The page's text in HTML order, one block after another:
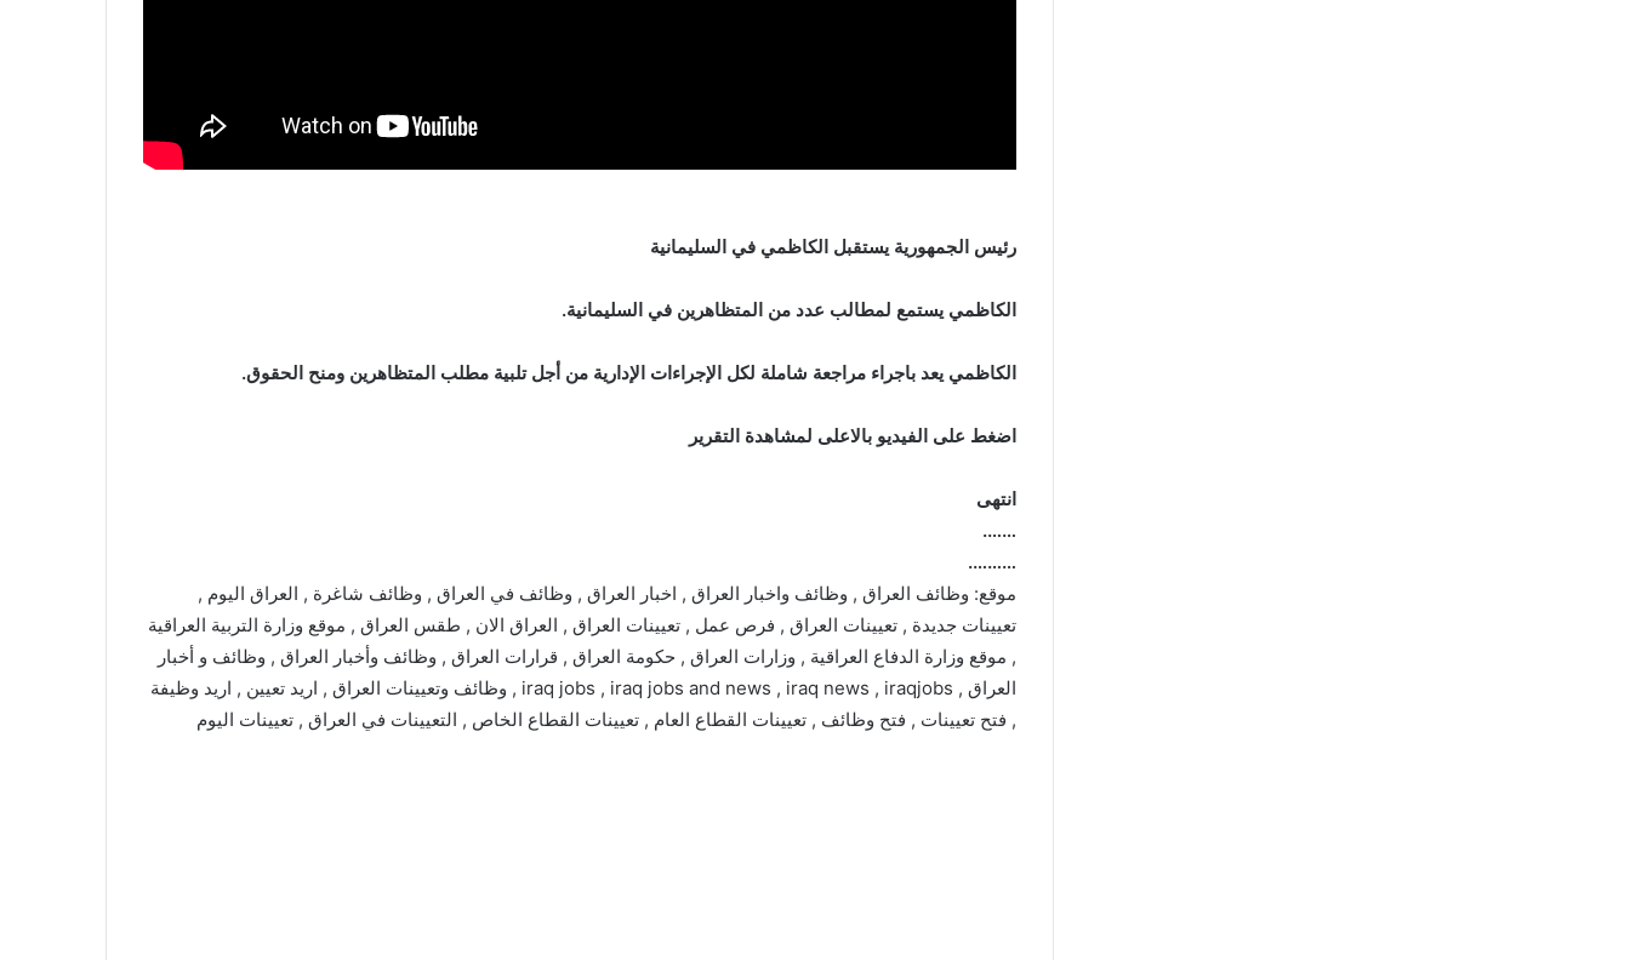
رئيس الجمهورية يستقبل الكاظمي في السليمانية
الكاظمي يستمع لمطالب عدد من المتظاهرين في السليمانية.
الكاظمي يعد باجراء مراجعة شاملة لكل الإجراءات الإدارية من أجل تلبية مطلب المتظاهرين ومنح الحقوق.
اضغط على الفيديو بالاعلى لمشاهدة التقرير
انتهى
…….
……….
موقع: وظائف العراق , وظائف واخبار العراق , اخبار العراق , وظائف في العراق , وظائف شاغرة , العراق اليوم ,
تعيينات جديدة , تعيينات العراق , فرص عمل , تعيينات العراق , العراق الان , طقس العراق , موقع وزارة التربية العراقية
, موقع وزارة الدفاع العراقية , وزارات العراق , حكومة العراق , قرارات العراق , وظائف وأخبار العراق , وظائف و أخبار
العراق , iraq jobs , iraq jobs and news , iraq news , iraqjobs , وظائف وتعيينات العراق , اريد تعيين , اريد وظيفة
, فتح تعيينات , فتح وظائف , تعيينات القطاع العام , تعيينات القطاع الخاص , التعيينات في العراق , تعيينات اليوم